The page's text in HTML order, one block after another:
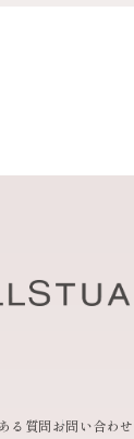
る質問お問い合わせ